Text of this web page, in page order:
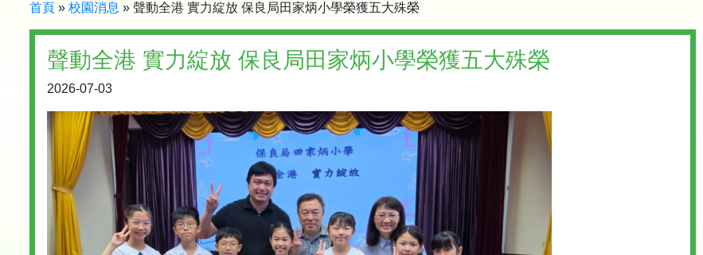
首頁 » 校園消息 » 聲動全港 實力綻放 保良局田家炳小學榮獲五大殊榮
聲動全港 實力綻放 保良局田家炳小學榮獲五大殊榮
2026-07-03